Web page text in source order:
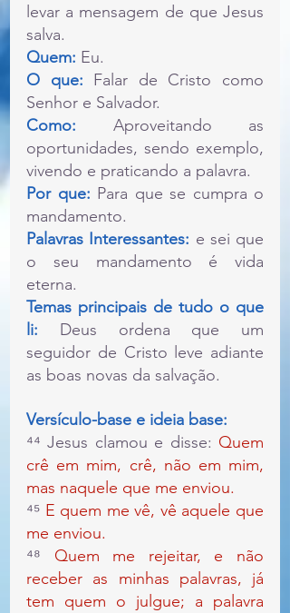
levar a mensagem de que Jesus
salva.
Quem: Eu.
O que: Falar de Cristo como
Senhor e Salvador.
Como: Aproveitando as
oportunidades, sendo exemplo,
vivendo e praticando a palavra.
Por que: Para que se cumpra o
mandamento.
Palavras Interessantes: e sei que
o seu mandamento é vida
eterna.
Temas principais de tudo o que
li: Deus ordena que um
seguidor de Cristo leve adiante
as boas novas da salvação.
Versículo-base e ideia base:
⁴⁴ Jesus clamou e disse: Quem
crê em mim, crê, não em mim,
mas naquele que me enviou.
⁴⁵ E quem me vê, vê aquele que
me enviou.
⁴⁸ Quem me rejeitar, e não
receber as minhas palavras, já
tem quem o julgue; a palavra